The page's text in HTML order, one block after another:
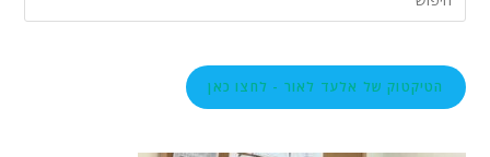
הטיקטוק של אלעד לאור - לחצו כאן